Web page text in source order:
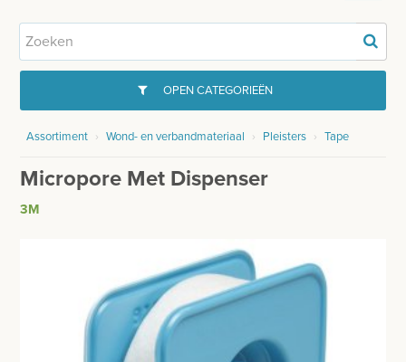
HOME
BESURGICAL - INSTRUMENTARIUM
registreer
OPEN CATEGORIEËN
GYNAECOLOGIE
INJECTIEMATERIAAL
WOND- EN VERBANDMATERIAAL
WINDELS EN STEUNVERBANDEN
COMPRESSEN
GAAS- EN FIXATIEVERBANDEN
Assortiment › Wond- en verbandmateriaal › Pleisters › Tape
Micropore Met Dispenser
3M